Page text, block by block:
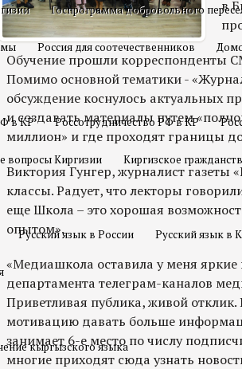
Госпрограмма добровольного
Россия для соотечественников
в КР Россотрудничество РФ в КР
вопросы Киргизии Киргизское
Русский язык в России Русский язык в
кыргызского языка
в
Обучение прошли корреспонденты
Помимо основной тематики -
обсуждение коснулось актуальных
и создавать материалы путем
миллион» и где проходят границы
Виктория Гунгер, журналист газеты
классы. Радует, что лекторы
еще Школа – это хорошая
опытом».
«Медиашкола оставила у меня
департамента телеграм-каналов
Приветливая публика, живой
мотивацию давать больше
занимает 6-е место по числу
многие приходят сюда узнать